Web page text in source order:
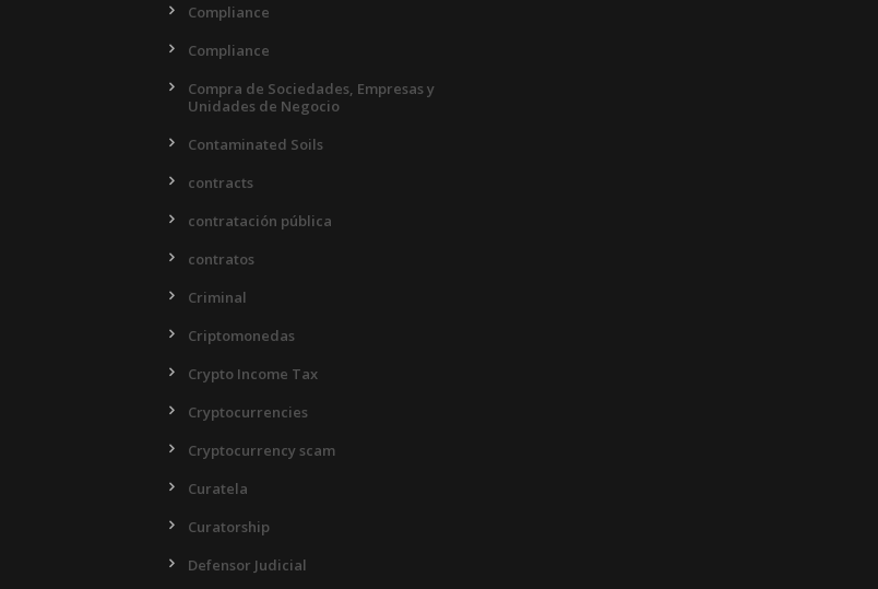
Compliance
Compliance
Compra de Sociedades, Empresas y
Unidades de Negocio
Contaminated Soils
contracts
contratación pública
contratos
Criminal
Criptomonedas
Crypto Income Tax
Cryptocurrencies
Cryptocurrency scam
Curatela
Curatorship
Defensor Judicial